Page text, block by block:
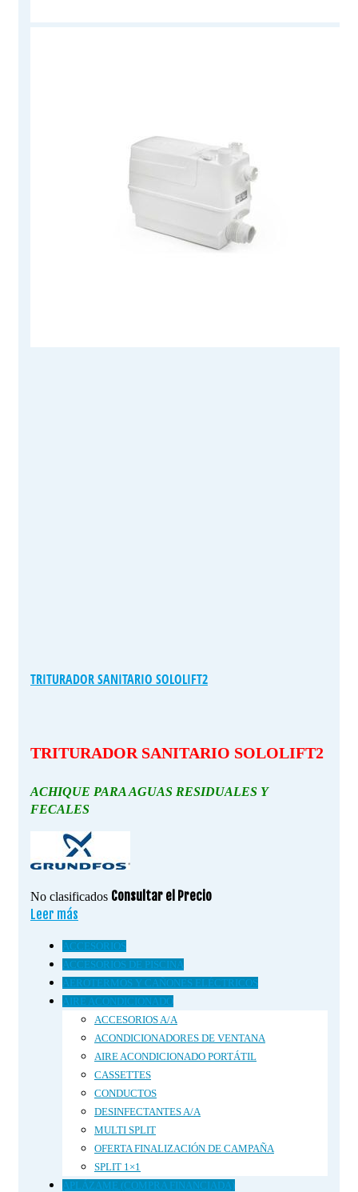
TRITURADOR SANITARIO SOLOLIFT2
TRITURADOR SANITARIO SOLOLIFT2
ACHIQUE PARA AGUAS RESIDUALES Y
FECALES
No clasificados Consultar el Precio
Leer más
ACCESORIOS
ACCESORIOS DE PISCINA
AEROTERMOS Y CAÑONES ELÉCTRICOS
AIRE ACONDICIONADO
ACCESORIOS A/A
ACONDICIONADORES DE VENTANA
AIRE ACONDICIONADO PORTÁTIL
CASSETTES
CONDUCTOS
DESINFECTANTES A/A
MULTI SPLIT
OFERTA FINALIZACIÓN DE CAMPAÑA
SPLIT 1×1
APLÁZAME (COMPRA FINANCIADA)